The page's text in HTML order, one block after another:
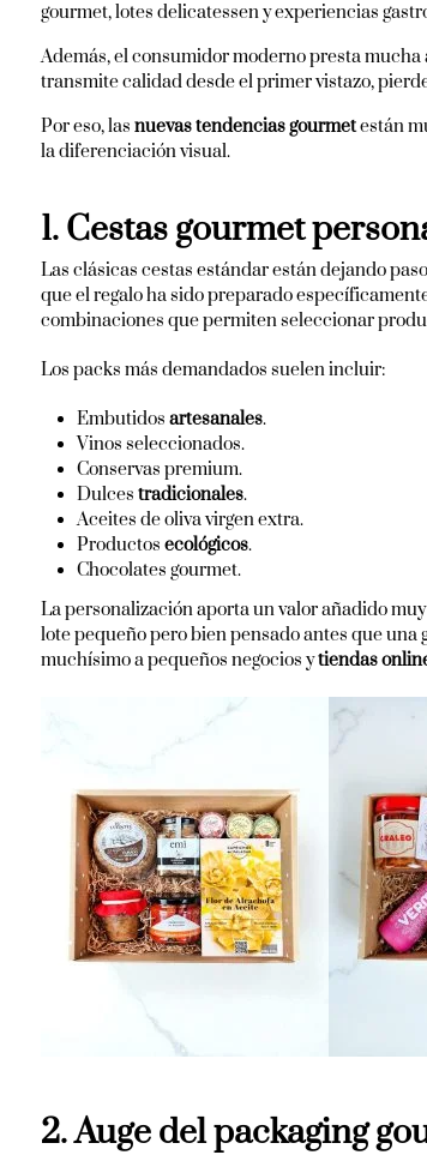
gourmet, lotes delicatessen y experiencias
Además, el consumidor moderno presta mucha
transmite calidad desde el primer vistazo,
Por eso, las nuevas tendencias gourmetestán
la diferenciación visual.
1. Cestas gourmet
Las clásicas cestas estándar están dejando
que el regalo ha sido preparado
combinaciones que permiten seleccionar
Los packs más demandados suelen incluir:
Embutidosartesanales.
Vinos seleccionados.
Conservas premium.
Dulcestradicionales.
Aceites de oliva virgen extra.
Productosecológicos.
Chocolates gourmet.
La personalización aporta un valor añadido
lote pequeño pero bien pensado antes que
muchísimo a pequeños negocios ytiendas
2. Auge delpackaging